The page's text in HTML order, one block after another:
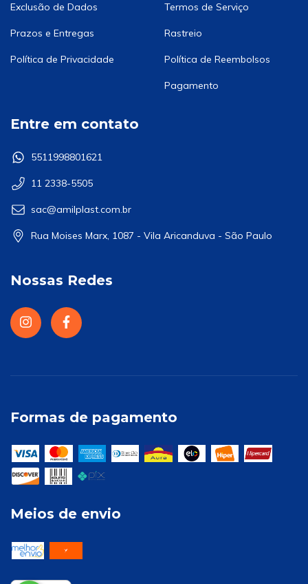
Exclusão de Dados
Prazos e Entregas
Política de Privacidade
Termos de Serviço
Rastreio
Política de Reembolsos
Pagamento
Entre em contato
5511998801621
11 2338-5505
sac@amilplast.com.br
Rua Moises Marx, 1087 - Vila Aricanduva - São Paulo
Nossas Redes
Formas de pagamento
Meios de envio